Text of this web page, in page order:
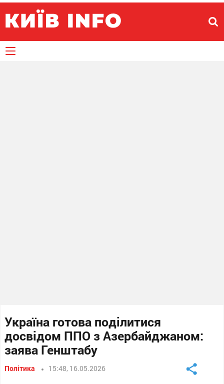
Україна готова поділитися
досвідом ППО з Азербайджаном:
заява Генштабу
Політика 15:48, 16.05.2026